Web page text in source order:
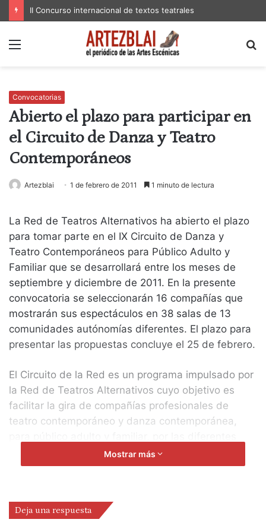
II Concurso internacional de textos teatrales
Menú
Convocatorias
Abierto el plazo para participar en
el Circuito de Danza y Teatro
Contemporáneos
Artezblai 1 de febrero de 2011 1 minuto de lectura
La Red de Teatros Alternativos ha abierto el plazo
para tomar parte en el IX Circuito de Danza y
Teatro Contemporáneos para Público Adulto y
Familiar que se desarrollará entre los meses de
septiembre y diciembre de 2011. En la presente
convocatoria se seleccionarán 16 compañías que
mostrarán sus espectáculos en 38 salas de 13
comunidades autónomías diferentes. El plazo para
presentar las propuestas concluye el 25 de febrero.
El Circuito de la Red es un programa impulsado por
la Red de Teatros Alternativos cuyo objetivo es
facilitar la gira de compañías profesionales de
teatro contemporáneo y danza contemporánea,
salas y teatros asociados. Está dirigido a
compañías cuyo ámbito de investigación está
la… distribución escénica convencional.
Mostrar más
Deja una respuesta